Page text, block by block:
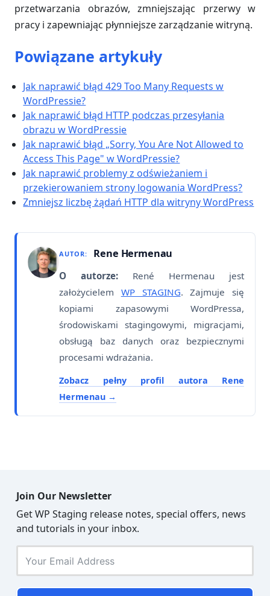
przetwarzania obrazów, zmniejszając przerwy w
pracy i zapewniając płynniejsze zarządzanie witryną.
Powiązane artykuły
Jak naprawić błąd 429 Too Many Requests w
WordPressie?
Jak naprawić błąd HTTP podczas przesyłania
obrazu w WordPressie
Jak naprawić błąd „Sorry, You Are Not Allowed to
Access This Page" w WordPressie?
Jak naprawić problemy z odświeżaniem i
przekierowaniem strony logowania WordPress?
Zmniejsz liczbę żądań HTTP dla witryny WordPress
AUTOR: Rene Hermenau
O autorze: René Hermenau jest
założycielem WP STAGING. Zajmuje się
kopiami zapasowymi WordPressa,
środowiskami stagingowymi, migracjami,
obsługą baz danych oraz bezpiecznymi
procesami wdrażania.
Zobacz pełny profil autora Rene
Hermenau
Join Our Newsletter
Get WP Staging release notes, special offers, news
and tutorials in your inbox.